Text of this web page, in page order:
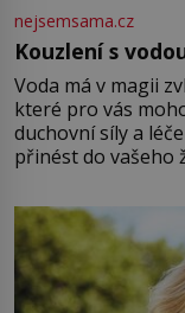
nejsemsama.cz
Kouzlení s
Voda má v magii
které pro vás
duchovní síly a
přinést do vašeho
můžete obohatit
větší harmonii a